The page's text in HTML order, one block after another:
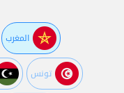
المغرب
تونس